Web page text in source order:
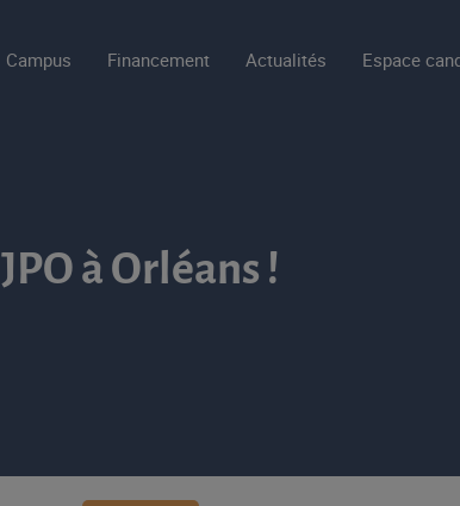
Campus Financement Actualités Espace
JPO à Orléans !